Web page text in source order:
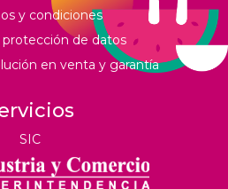
y condiciones
protección de datos
en venta y garantía
SIC